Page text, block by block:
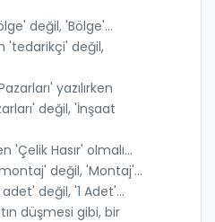
değil, 'Bölge'...
'tedarikçi' değil,
yazılırken
değil, 'İnşaat
'Çelik Hasır' olmalı...
değil, 'Montaj'...
adet' değil, '1 Adet'...
düşmesi gibi, bir